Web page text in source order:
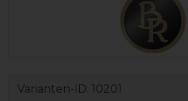
Varianten-ID: 10201